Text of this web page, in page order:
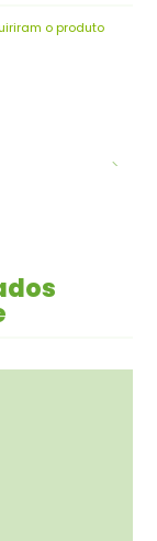
o produto